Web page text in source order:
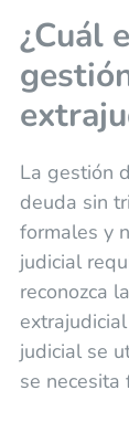
¿Cuál
La gestión
deuda sin
formales y
judicial
reconozca
judicial se
se necesita